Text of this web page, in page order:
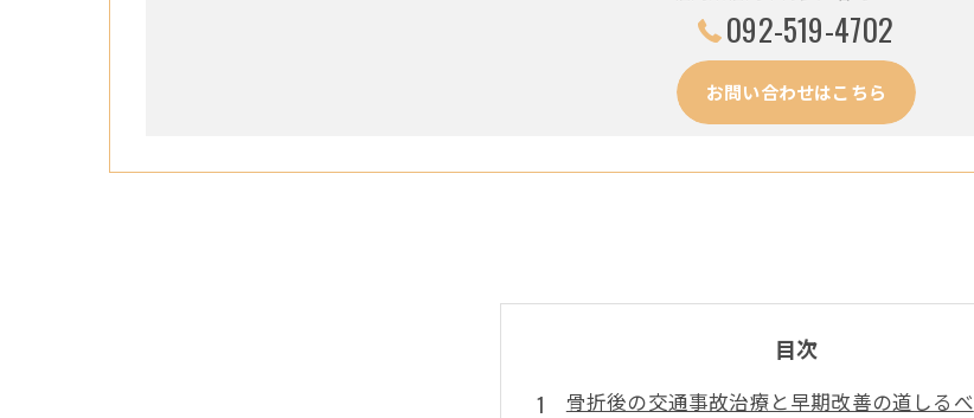
092-519-4702
お問い合わせはこちら
目次
骨折後の交通事故治療と早期改善の道しるべ